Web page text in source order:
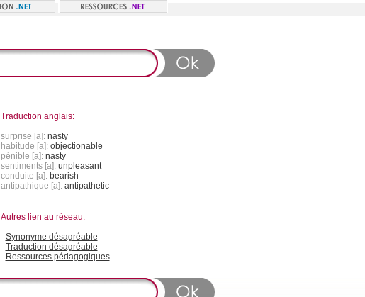
Traduction anglais:
surprise [a]: nasty
habitude [a]: objectionable
pénible [a]: nasty
sentiments [a]: unpleasant
conduite [a]: bearish
antipathique [a]: antipathetic
Autres lien au réseau:
- Synonyme désagréable
- Traduction désagréable
- Ressources pédagogiques